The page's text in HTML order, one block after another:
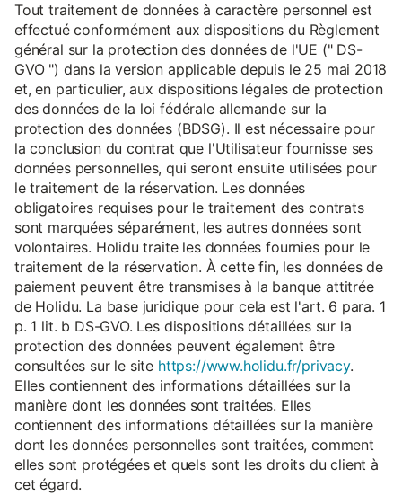
Tout traitement de données à caractère personnel est
effectué conformément aux dispositions du Règlement
général sur la protection des données de l'UE (" DS-
GVO ") dans la version applicable depuis le 25 mai 2018
et, en particulier, aux dispositions légales de protection
des données de la loi fédérale allemande sur la
protection des données (BDSG). Il est nécessaire pour
la conclusion du contrat que l'Utilisateur fournisse ses
données personnelles, qui seront ensuite utilisées pour
le traitement de la réservation. Les données
obligatoires requises pour le traitement des contrats
sont marquées séparément, les autres données sont
volontaires. Holidu traite les données fournies pour le
traitement de la réservation. À cette fin, les données de
paiement peuvent être transmises à la banque attitrée
de Holidu. La base juridique pour cela est l'art. 6 para. 1
p. 1 lit. b DS-GVO. Les dispositions détaillées sur la
protection des données peuvent également être
consultées sur le site https://www.holidu.fr/privacy.
Elles contiennent des informations détaillées sur la
manière dont les données sont traitées. Elles
contiennent des informations détaillées sur la manière
dont les données personnelles sont traitées, comment
elles sont protégées et quels sont les droits du client à
cet égard.